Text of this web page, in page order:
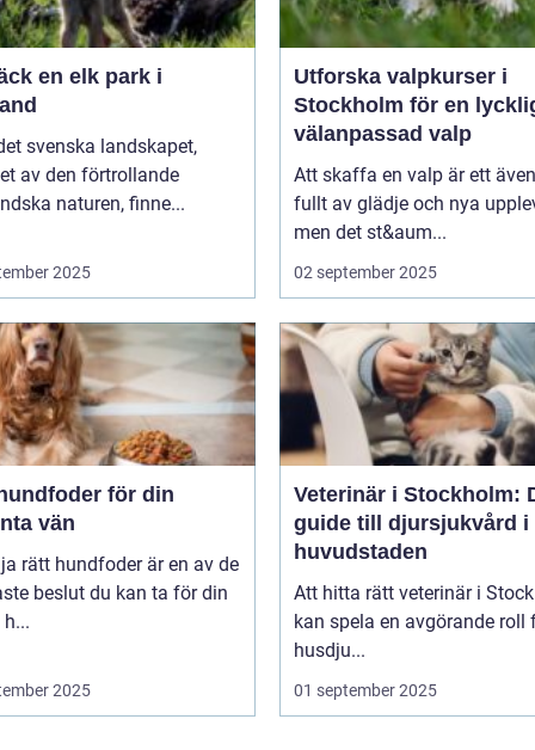
en elk park i
svenska landskapet,
av den förtrollande
naturen, finne...
2025
Utforska valpkurser i
Stockholm för en
välanpassad valp
Att skaffa en valp är ett
fullt av glädje och nya
men det st&aum...
02 september 2025
för din
vän
rätt hundfoder är en av de
beslut du kan ta för din
2025
Veterinär i Stockholm:
guide till djursjukvård i
huvudstaden
Att hitta rätt veterinär i
kan spela en avgörande roll
husdju...
01 september 2025